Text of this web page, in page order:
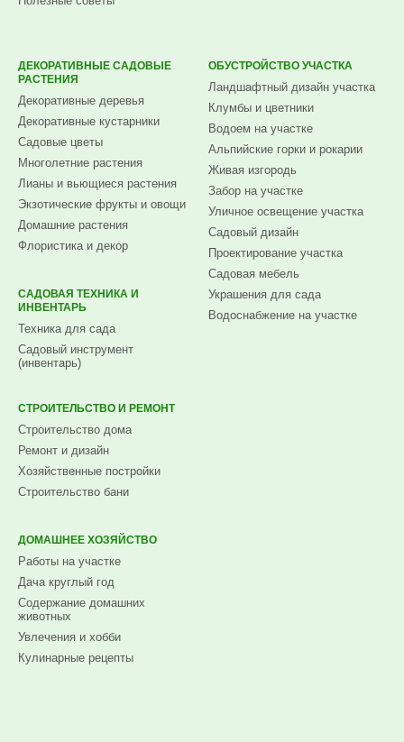
ДЕКОРАТИВНЫЕ САДОВЫЕ
РАСТЕНИЯ
Декоративные деревья
Декоративные кустарники
Садовые цветы
Многолетние растения
Лианы и вьющиеся растения
Экзотические фрукты и овощи
Домашние растения
Флористика и декор
САДОВАЯ ТЕХНИКА И
ИНВЕНТАРЬ
Техника для сада
Садовый инструмент
(инвентарь)
ОБУСТРОЙСТВО УЧАСТКА
Ландшафтный дизайн участка
Клумбы и цветники
Водоем на участке
Альпийские горки и рокарии
Живая изгородь
Забор на участке
Уличное освещение участка
Садовый дизайн
Проектирование участка
Садовая мебель
Украшения для сада
Водоснабжение на участке
СТРОИТЕЛЬСТВО И РЕМОНТ
Строительство дома
Ремонт и дизайн
Хозяйственные постройки
Строительство бани
ДОМАШНЕЕ ХОЗЯЙСТВО
Работы на участке
Дача круглый год
Содержание домашних
животных
Увлечения и хобби
Кулинарные рецепты